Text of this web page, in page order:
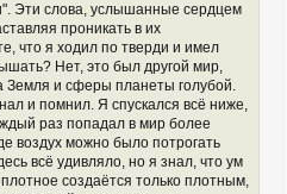
Эти слова, услышанные сердцем
проникать в их
что я ходил по тверди и имел
Нет, это был другой мир,
Земля и сферы планеты голубой.
и помнил. Я спускался всё ниже,
раз попадал в мир более
воздух можно было потрогать
всё удивляло, но я знал, что ум
создаётся только плотным,